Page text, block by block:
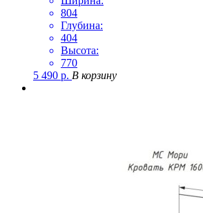
804
Глубина:
404
Высота:
770
5 490 р. В корзину